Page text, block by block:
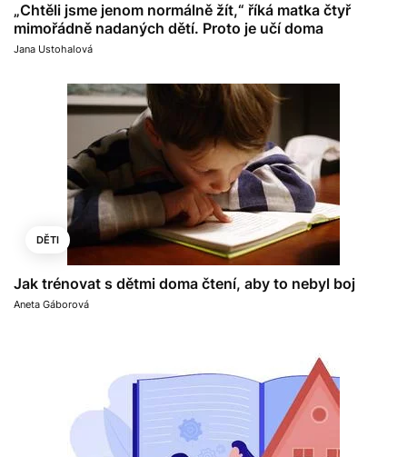
„Chtěli jsme jenom normálně žít,“ říká matka čtyř
mimořádně nadaných dětí. Proto je učí doma
Jana Ustohalová
DĚTI
Jak trénovat s dětmi doma čtení, aby to nebyl boj
Aneta Gáborová